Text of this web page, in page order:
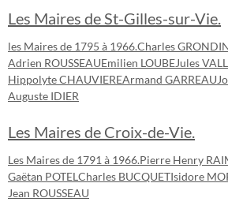
Les Maires de St-Gilles-sur-Vie.
les Maires de 1795 à 1966.Charles
Adrien ROUSSEAUEmilien LOUBEJules
Hippolyte CHAUVIEREArmand GARREAU
Auguste IDIER
Les Maires de Croix-de-Vie.
Les Maires de 1791 à 1966.Pierre Henry
Gaëtan POTELCharles BUCQUETIsidore
Jean ROUSSEAU